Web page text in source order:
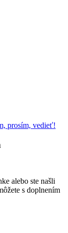
prosím, vedieť!
alebo ste našli
s doplnením